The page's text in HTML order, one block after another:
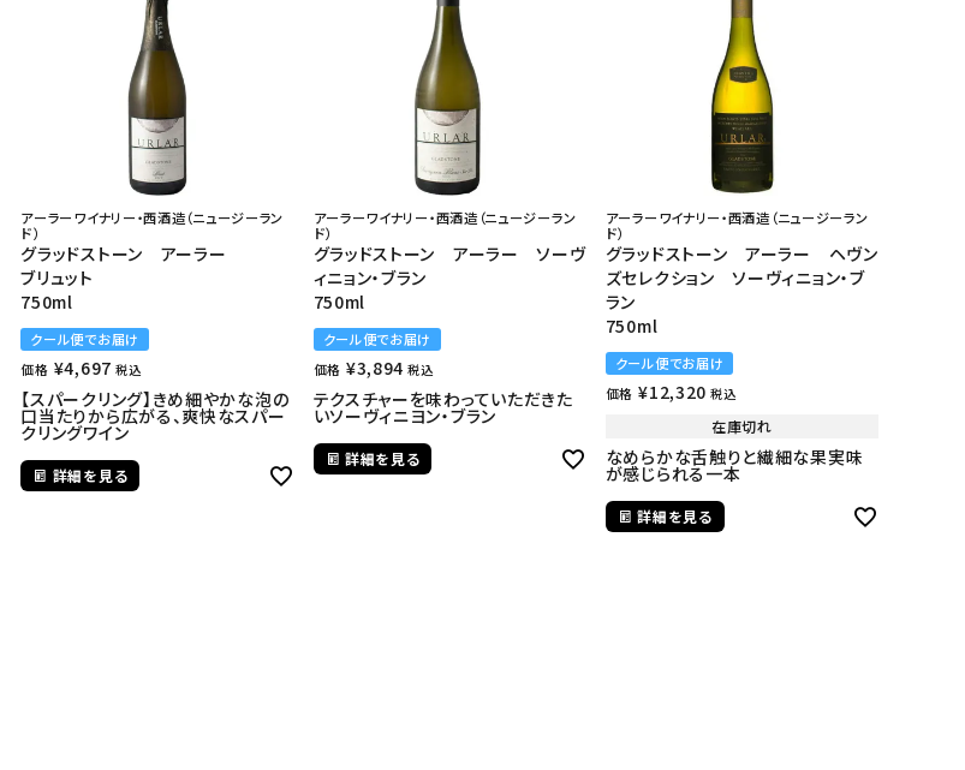
アーラーワイナリー・西酒造（ニュージーラン
ド）
グラッドストーン アーラー
ブリュット
750ml
クール便でお届け
価格 ¥4,697 税込
【スパークリング】きめ細やかな泡の
口当たりから広がる、爽快なスパー
クリングワイン
詳細を見る
アーラーワイナリー・西酒造（ニュージーラン
ド）
グラッドストーン アーラー ソーヴ
ィニョン・ブラン
750ml
クール便でお届け
価格 ¥3,894 税込
テクスチャーを味わっていただきた
いソーヴィニヨン・ブラン
詳細を見る
アーラーワイナリー・西酒造（ニュージーラン
ド）
グラッドストーン アーラー ヘヴン
ズセレクション ソーヴィニョン・ブ
ラン
750ml
クール便でお届け
価格 ¥12,320 税込
在庫切れ
なめらかな舌触りと繊細な果実味
が感じられる一本
詳細を見る